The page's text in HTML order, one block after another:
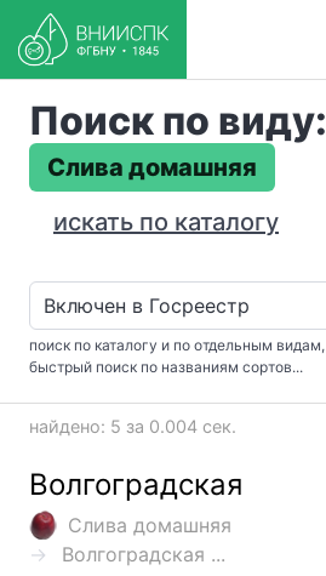
Поиск по виду:
Слива домашняя
искать по каталогу
поиск по каталогу и по отдельным видам,
быстрый поиск по названиям сортов...
найдено: 5 за 0.004 сек.
Волгоградская
Слива домашняя
Волгоградская ...